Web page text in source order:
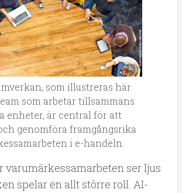
som illustreras här
som arbetar tillsammans
enheter, är central för att
genomföra framgångsrika
i e-handeln.
varumärkessamarbeten ser ljus
spelar en allt större roll. AI-